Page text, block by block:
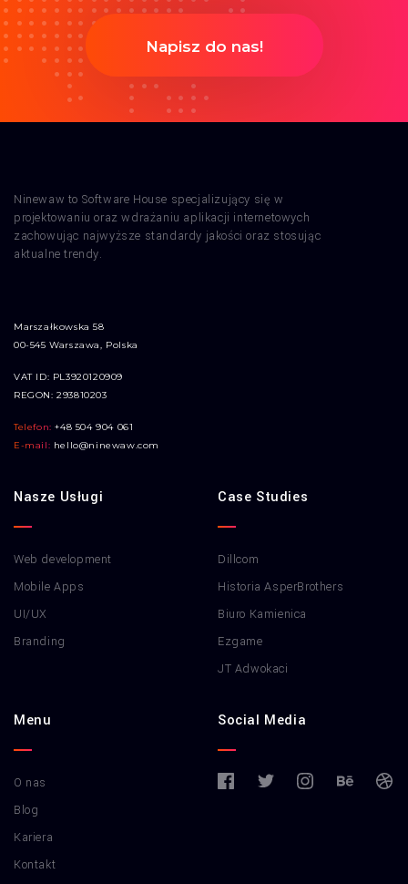
Napisz do nas!
Ninewaw to Software House specjalizujący się w
projektowaniu oraz wdrażaniu aplikacji internetowych
zachowując najwyższe standardy jakości oraz stosując
aktualne trendy.
Nasze Usługi
Web development
Mobile Apps
UI/UX
Branding
Case Studies
Dillcom
Historia AsperBrothers
Biuro Kamienica
Ezgame
JT Adwokaci
Menu
O nas
Blog
Kariera
Kontakt
Social Media
Marszałkowska 58
00-545 Warszawa, Polska
VAT ID: PL3920120909
REGON: 293810203
Telefon: +48 504 904 061
E-mail: hello@ninewaw.com